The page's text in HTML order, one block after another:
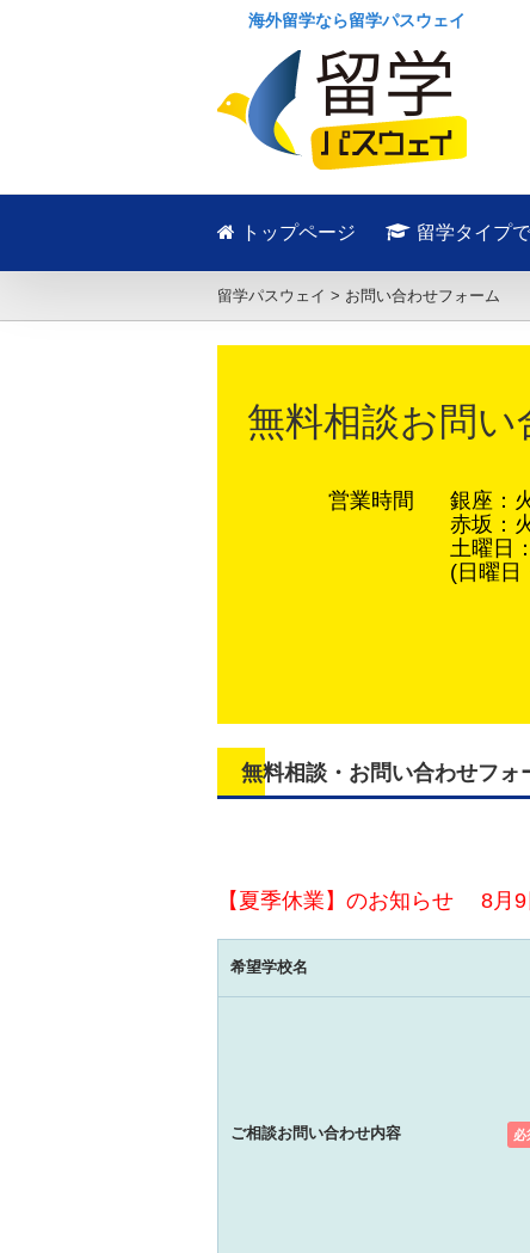
海外留学なら留学パスウェイ
トップページ 留学タイプ
留学パスウェイ > お問い合わせフォーム
無料相談お問
営業時間
銀座：
赤坂：
土曜日
(日曜日
無料相談・お問い合わせフォ
【夏季休業】のお知らせ 8月9
希望学校名
ご相談お問い合わせ内容 必